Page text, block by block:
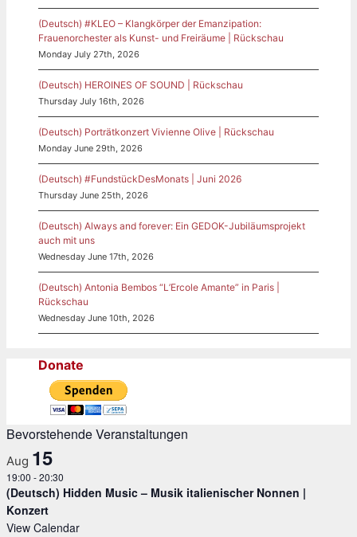
(Deutsch) #KLEO – Klangkörper der Emanzipation:
Frauenorchester als Kunst- und Freiräume | Rückschau
Monday July 27th, 2026
(Deutsch) HEROINES OF SOUND | Rückschau
Thursday July 16th, 2026
(Deutsch) Porträtkonzert Vivienne Olive | Rückschau
Monday June 29th, 2026
(Deutsch) #FundstückDesMonats | Juni 2026
Thursday June 25th, 2026
(Deutsch) Always and forever: Ein GEDOK-Jubiläumsprojekt
auch mit uns
Wednesday June 17th, 2026
(Deutsch) Antonia Bembos “L’Ercole Amante” in Paris |
Rückschau
Wednesday June 10th, 2026
Donate
Bevorstehende Veranstaltungen
Aug 15
19:00 -20:30
(Deutsch) Hidden Music – Musik italienischer Nonnen |
Konzert
View Calendar